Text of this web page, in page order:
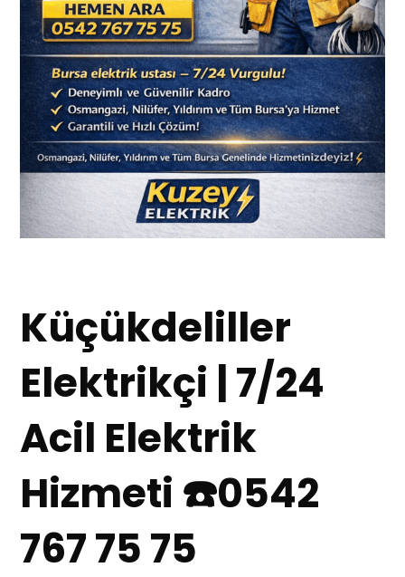
Küçükdeliller
Elektrikçi | 7/24
Acil Elektrik
Hizmeti ☎️0542
767 75 75